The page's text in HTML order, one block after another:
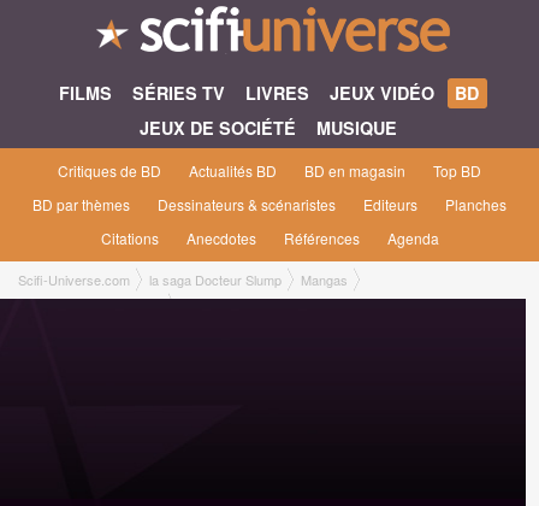
FILMS SÉRIES TV LIVRES JEUX VIDÉO
BD
JEUX DE SOCIÉTÉ
MUSIQUE
Critiques de BD Actualités BD BD en magasin
Top BD
BD par thèmes
Dessinateurs & scénaristes Editeurs
Planches
Citations
Anecdotes Références Agenda
Scifi-Universe.com la saga Docteur Slump
Mangas
Docteur Slump #3 [2010]